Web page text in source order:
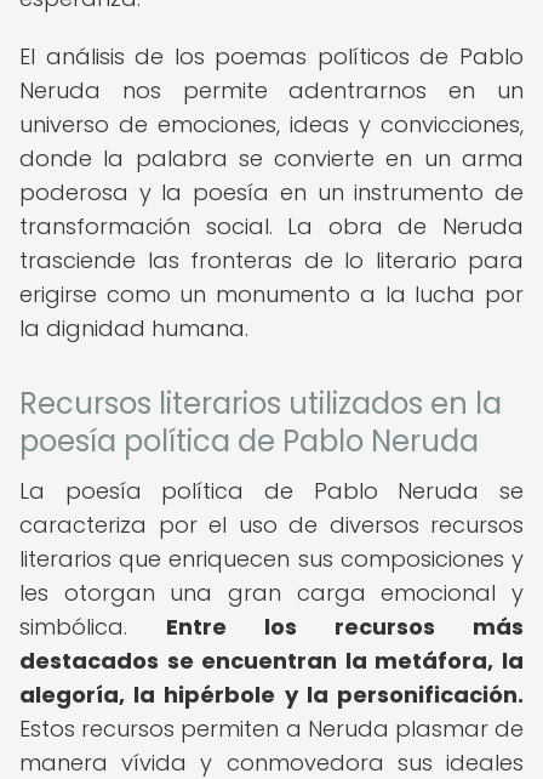
El análisis de los poemas políticos de Pablo
Neruda nos permite adentrarnos en un
universo de emociones, ideas y convicciones,
donde la palabra se convierte en un arma
poderosa y la poesía en un instrumento de
transformación social. La obra de Neruda
trasciende las fronteras de lo literario para
erigirse como un monumento a la lucha por
la dignidad humana.
Recursos literarios utilizados en la
poesía política de Pablo Neruda
La poesía política de Pablo Neruda se
caracteriza por el uso de diversos recursos
literarios que enriquecen sus composiciones y
les otorgan una gran carga emocional y
simbólica. Entre los recursos más
destacados se encuentran la metáfora, la
alegoría, la hipérbole y la personificación.
Estos recursos permiten a Neruda plasmar de
manera vívida y conmovedora sus ideales